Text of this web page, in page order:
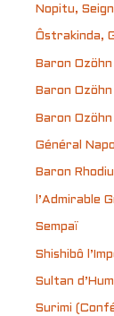
Nopitu,
Ôstrakinda,
Baron Ozöhn
Baron
Baron
Général
Baron
l’Admirable
Sempaï
Shishibô
Sultan
Surimi